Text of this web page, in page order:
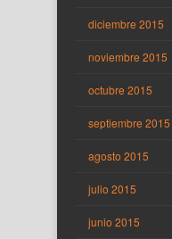
diciembre 2015
noviembre 2015
octubre 2015
septiembre 2015
agosto 2015
julio 2015
junio 2015